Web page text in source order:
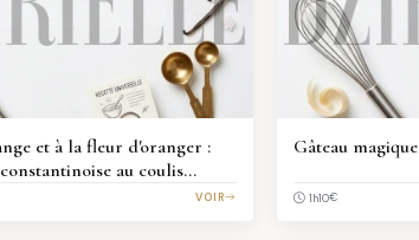
et à la fleur d'oranger :
au coulis
VOIR
Gâteau
1h10€